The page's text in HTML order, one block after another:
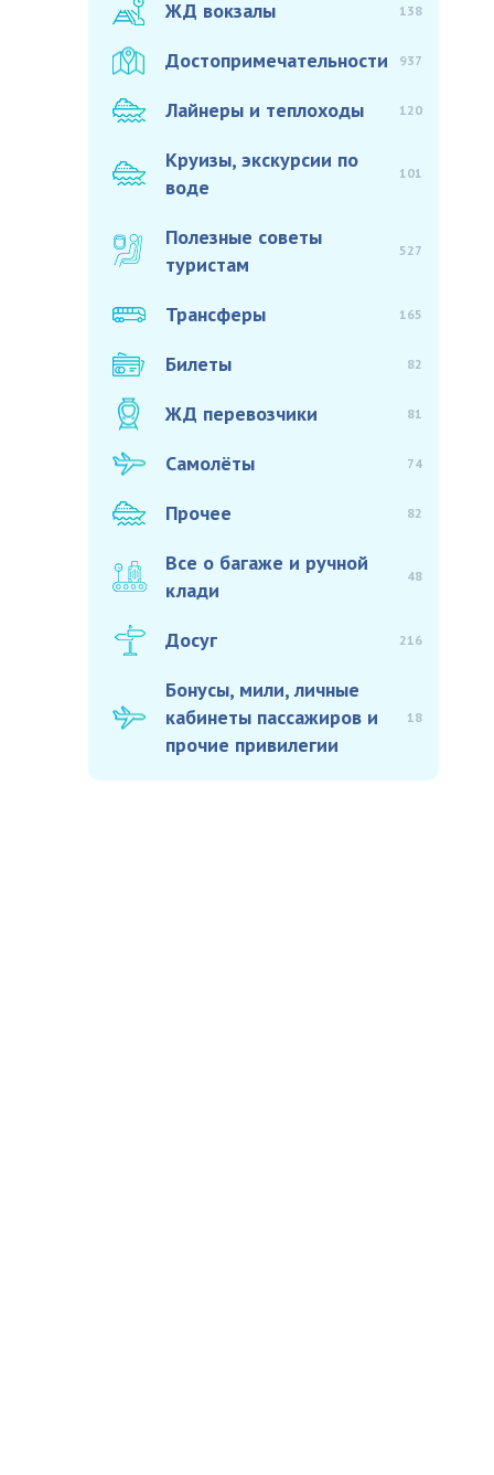
ЖД вокзалы 138
Достопримечательности 937
Лайнеры и теплоходы 120
Круизы, экскурсии по
воде
101
Полезные советы
туристам
527
Трансферы 165
Билеты 82
ЖД перевозчики 81
Самолёты 74
Прочее 82
Все о багаже и ручной
клади
48
Досуг 216
Бонусы, мили, личные
кабинеты пассажиров и
прочие привилегии
18